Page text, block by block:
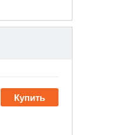
Купить